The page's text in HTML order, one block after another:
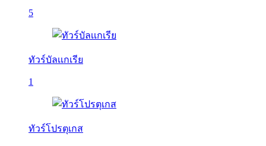
5
ทัวร์บัลเเกเรีย
1
ทัวร์โปรตุเกส